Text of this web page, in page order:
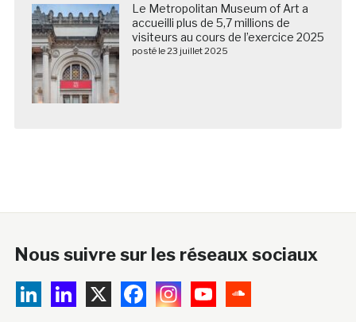
Le Metropolitan Museum of Art a
accueilli plus de 5,7 millions de
visiteurs au cours de l’exercice 2025
posté le 23 juillet 2025
Nous suivre sur les réseaux sociaux